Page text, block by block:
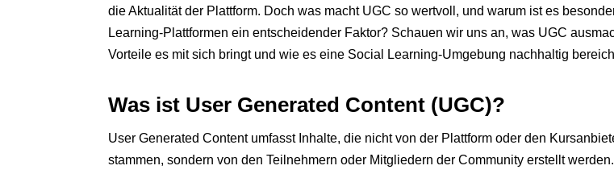
die Aktualität der Plattform. Doch was macht UGC so wertvoll, und warum ist es
Learning-Plattformen ein entscheidender Faktor? Schauen wir uns an, was UGC
Vorteile es mit sich bringt und wie es eine Social Learning-Umgebung nachhaltig
Was ist User Generated Content (UGC)?
User Generated Content umfasst Inhalte, die nicht von der Plattform oder den
stammen, sondern von den Teilnehmern oder Mitgliedern der Community erstellt